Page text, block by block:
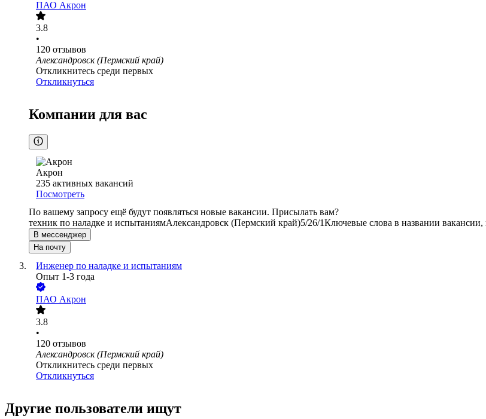
ПАО Акрон
3.8
•
120 отзывов
Александровск (Пермский край)
Откликнитесь среди первых
Откликнуться
Компании для вас
Акрон
235 активных вакансий
Посмотреть
По вашему запросу ещё будут появляться новые вакансии. Присылать вам?
техник по наладке и испытаниямАлександровск (Пермский край)5/26/1Ключевые слова в названии
В мессенджер
На почту
Инженер по наладке и испытаниям
Опыт 1-3 года
ПАО Акрон
3.8
•
120 отзывов
Александровск (Пермский край)
Откликнитесь среди первых
Откликнуться
Другие пользователи ищут